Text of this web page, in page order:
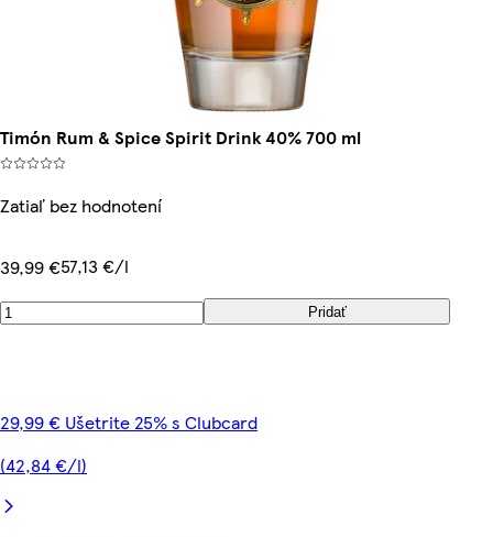
Timón Rum & Spice Spirit Drink 40% 700 ml
Zatiaľ bez hodnotení
39,99 €57,13 €/l
Pridať
29,99 € Ušetrite 25% s Clubcard
(42,84 €/l)